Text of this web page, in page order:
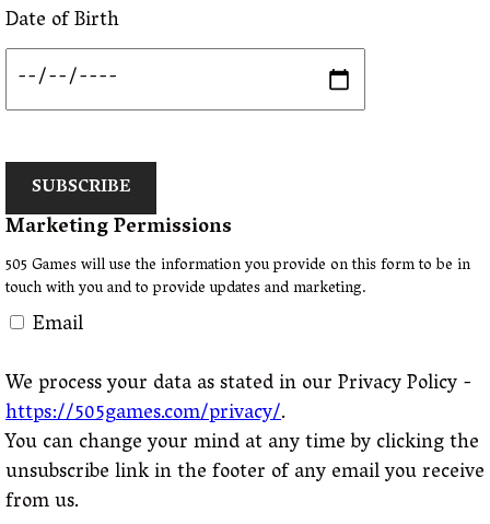
Date of Birth
SUBSCRIBE
Marketing Permissions
505 Games will use the information you provide on this form to be in
touch with you and to provide updates and marketing.
Email
We process your data as stated in our Privacy Policy -
https://505games.com/privacy/.
You can change your mind at any time by clicking the
unsubscribe link in the footer of any email you receive
from us.